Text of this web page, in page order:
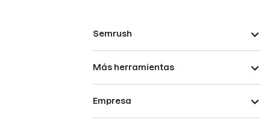
Semrush
Más herramientas
Empresa